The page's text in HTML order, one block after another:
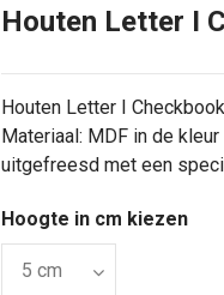
Houten Letter I
Houten LetterI
Materiaal: MDF in de
uitgefreesd met een
Hoogte in cm kiezen